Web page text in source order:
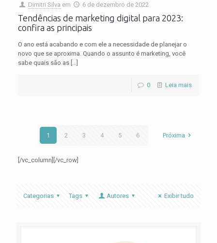
Dimitri Silva em 6 de dezembro de 2022
Tendências de marketing digital para 2023:
confira as principais
O ano está acabando e com ele a necessidade de planejar o
novo que se aproxima. Quando o assunto é marketing, você
sabe quais são as[…]
0 Leia mais
1 2 3 4 5 6 Próxima
[/vc_column][/vc_row]
Categorias Tags Autores Exibir tudo